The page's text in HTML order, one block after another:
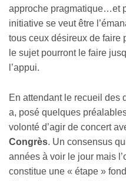
approche pragmatique…et
initiative se veut être
tous ceux désireux de faire
le sujet pourront le faire
l’appui.
En attendant le recueil des
a, posé quelques
volonté d’agir de concert
Congrès. Un consensus
années à voir le jour mais
constitue une « étape »